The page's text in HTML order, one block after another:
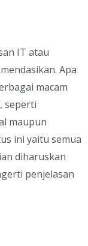
IT atau
Apa
macam
seperti
maupun
ini yaitu semua
diharuskan
penjelasan